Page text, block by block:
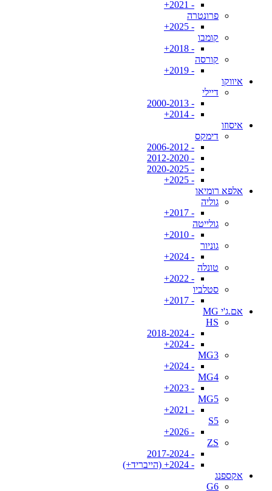
- 2021+
פרונטרה
- 2025+
קומבו
- 2018+
קורסה
- 2019+
איווקו
דיילי
- 2000-2013
- 2014+
איסוזו
דימקס
- 2006-2012
- 2012-2020
- 2020-2025
- 2025+
אלפא רומיאו
גוליה
- 2017+
גולייטה
- 2010+
גוניור
- 2024+
טונלה
- 2022+
סטלביו
- 2017+
אם.ג'י MG
HS
- 2018-2024
- 2024+
MG3
- 2024+
MG4
- 2023+
MG5
- 2021+
S5
- 2026+
ZS
- 2017-2024
- 2024+ (הייבריד+)
אקספנג
G6